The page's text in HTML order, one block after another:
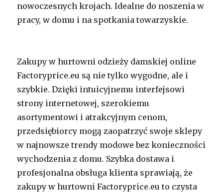
nowoczesnych krojach. Idealne do noszenia w
pracy, w domu i na spotkania towarzyskie.
Zakupy w hurtowni odzieży damskiej online
Factoryprice.eu są nie tylko wygodne, ale i
szybkie. Dzięki intuicyjnemu interfejsowi
strony internetowej, szerokiemu
asortymentowi i atrakcyjnym cenom,
przedsiębiorcy mogą zaopatrzyć swoje sklepy
w najnowsze trendy modowe bez konieczności
wychodzenia z domu. Szybka dostawa i
profesjonalna obsługa klienta sprawiają, że
zakupy w hurtowni Factoryprice.eu to czysta